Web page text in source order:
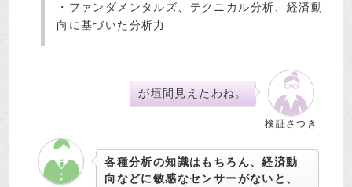
・ファンダメンタルズ、テクニカル分析、経済動
向に基づいた分析力
検証さつき
が垣間見えたわね。
各種分析の知識はもちろん、経済動
向などに敏感なセンサーがないと、